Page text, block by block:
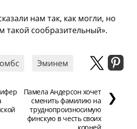
нам так, как могли, но
такой сообразительный».
Эминем
Памела Андерсон хочет
сменить фамилию на
труднопроизносимую
финскую в честь своих
❯